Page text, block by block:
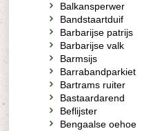
Balkansperwer
Bandstaartduif
Barbarijse patrijs
Barbarijse valk
Barmsijs
Barrabandparkiet
Bartrams ruiter
Bastaardarend
Beflijster
Bengaalse oehoe